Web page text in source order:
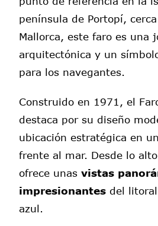
península de Portopí,
Mallorca, este faro es una
arquitectónica y un
para los navegantes.
Construido en 1971, el
destaca por su diseño
ubicación estratégica en
frente al mar. Desde lo
ofrece unas vistas
impresionantes del
azul.